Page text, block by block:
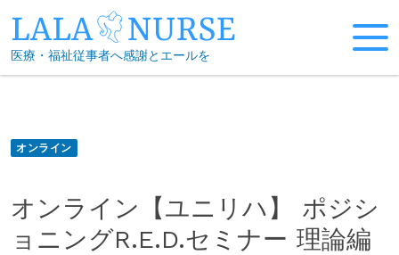
to
content
医療・福祉従事者へ感謝とエールを
オンライン
オンライン【ユニリハ】 ポジシ
ョニングR.E.D.セミナー 理論編